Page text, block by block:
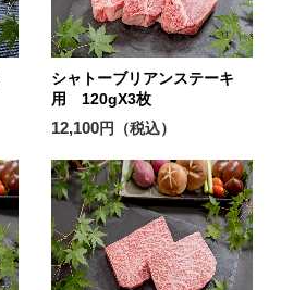
シャトーブリアンステーキ
用 120gX3枚
12,100円（税込）